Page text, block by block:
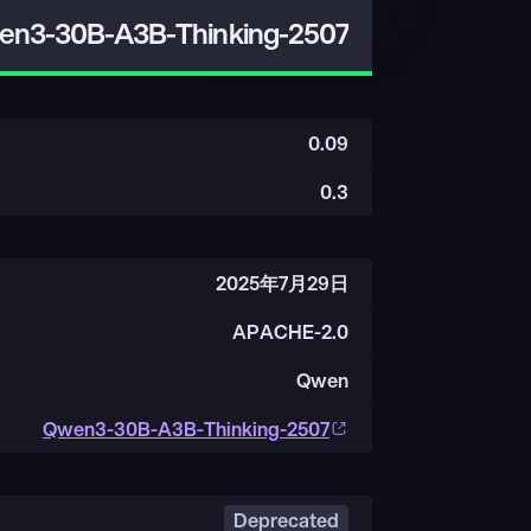
30B-A3B-Thinking-2507
0.09
0.3
2025年7月29日
APACHE-2.0
Qwen
Qwen3-30B-A3B-Thinking-2507
Deprecated